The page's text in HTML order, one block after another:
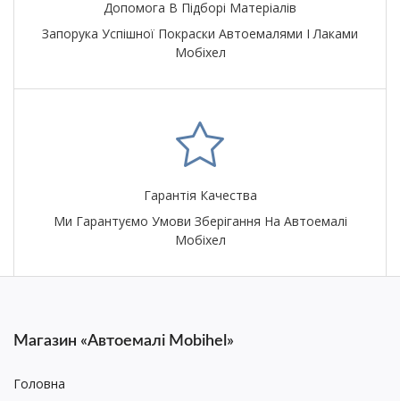
Допомога В Підборі Матеріалів
Запорука Успішної Покраски Автоемалями І Лаками
Мобіхел
Гарантія Качества
Ми Гарантуємо Умови Зберігання На Автоемалі
Мобіхел
Магазин «Автоемалі Mobihel»
Головна